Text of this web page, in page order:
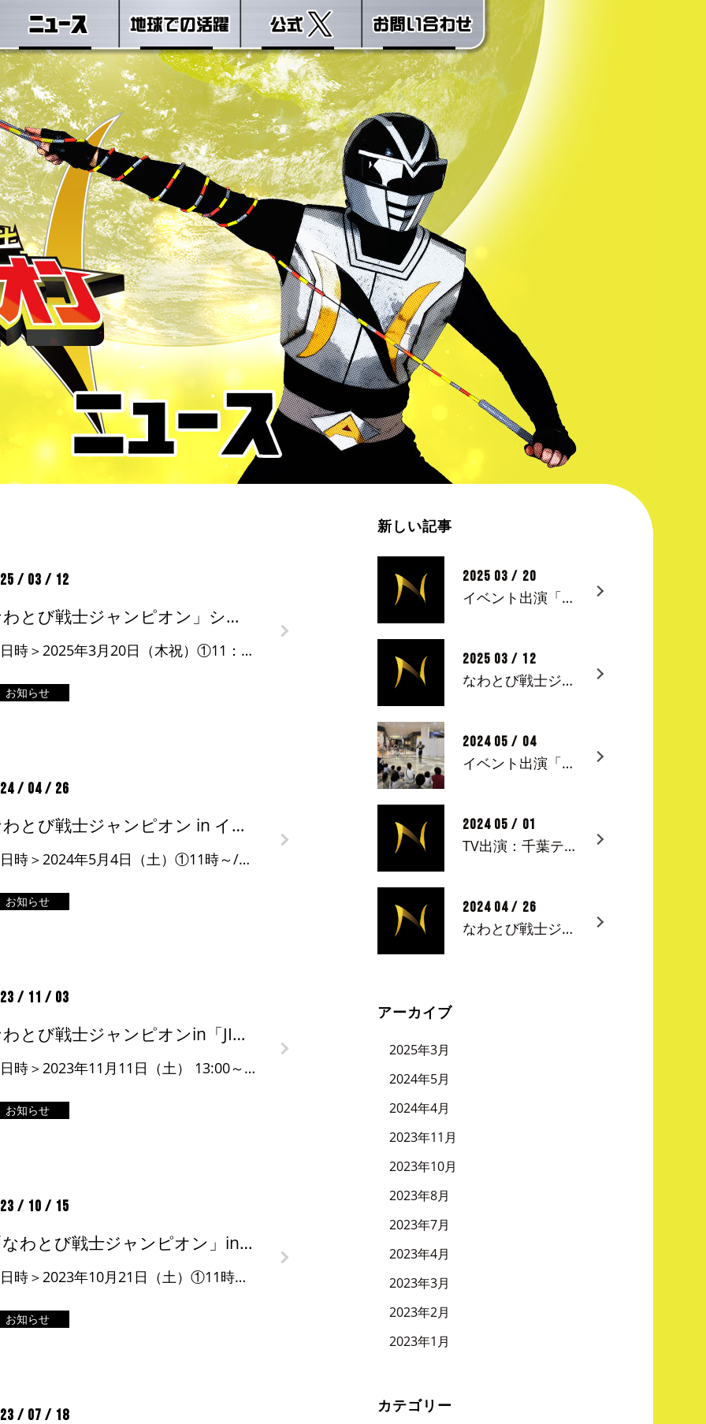
/ 03 / 12
なわとび戦士ジャンピオン」ショー＆教室 in 三井ショッピングパークららぽーと柏の葉
＜日時＞2025年3月20日（木祝）①11：00～ ②13：30～ ③15：00～（各回約40分） ＜会場＞本館2階センタープラザ（雨天時本館2階クリスタルコート） ＜定員＞各回30名（雨天時25名） ＜詳細＞※詳しくは […]
お知らせ
/ 04 / 26
なわとび戦士ジャンピオン in イオンモール船橋
＜日時＞2024年5月4日（土）①11時～/②14時～ ＜会場＞1F光の広場 ＜詳細＞イベントページ
お知らせ
/ 11 / 03
なわとび戦士ジャンピオンin「JIUフェスティバル」
＜日時＞2023年11月11日（土） 13:00～14:30 ＜会場＞城西国際大学 千葉東金キャンパス ＜詳細＞チュバチュバワンダーランドHP
お知らせ
/ 10 / 15
「なわとび戦士ジャンピオン」in 流山おおたかの森S・C
＜日時＞2023年10月21日（土）①11時～/②14時～ ＜会場＞森のまち広場 ＜詳細＞イベントページ
お知らせ
/ 07 / 18
新しい記事
2025 03 / 20
イベント出演「なわとび戦士ジャンピオンショー＆教室」 in 三井ショッピングパークららぽーと柏の葉
2025 03 / 12
なわとび戦士ジャンピオン」ショー＆教室 in 三井ショッピングパークららぽーと柏の葉
2024 05 / 04
イベント出演「なわとび戦士ジャンピオンショー＆なわとび教室」in イオンモール船橋
2024 05 / 01
TV出演：千葉テレビ「モーニングこんぱす」ゲスト出演
2024 04 / 26
なわとび戦士ジャンピオン in イオンモール船橋
アーカイブ
2025年3月
2024年5月
2024年4月
2023年11月
2023年10月
2023年8月
2023年7月
2023年4月
2023年3月
2023年2月
2023年1月
カテゴリー